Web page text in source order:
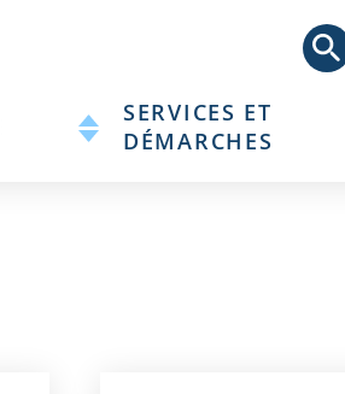
principalSERVICES ET
DÉMARCHES